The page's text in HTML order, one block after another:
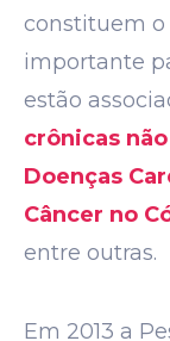
constituem o
importante
estão
crônicas
Doenças
Câncer no
entre outras.
Em 2013 a